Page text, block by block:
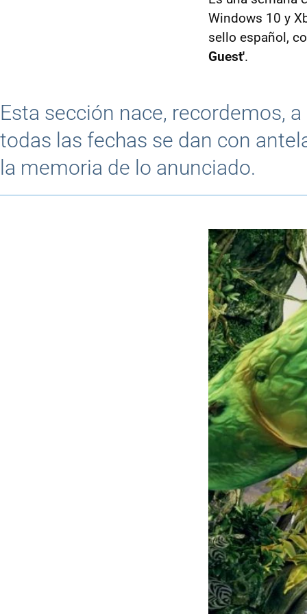
Windows 10 y
sello español,
Guest'.
Esta sección nace, recordemos,
todas las fechas se dan con
la memoria de lo anunciado.